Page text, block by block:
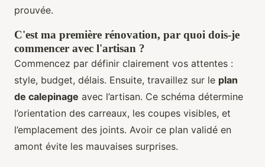
prouvée.
C'est ma première rénovation, par quoi dois-je
commencer avec l'artisan ?
Commencez par définir clairement vos attentes :
style, budget, délais. Ensuite, travaillez sur le plan
de calepinage avec l’artisan. Ce schéma détermine
l’orientation des carreaux, les coupes visibles, et
l’emplacement des joints. Avoir ce plan validé en
amont évite les mauvaises surprises.